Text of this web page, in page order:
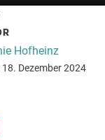
Hofheinz
Dezember 2024